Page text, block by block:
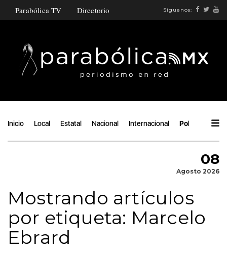
Parabólica TV Directorio Síguenos:
Inicio Local Estatal Nacional Internacional Política
08
Agosto 2026
Mostrando artículos
por etiqueta: Marcelo
Ebrard